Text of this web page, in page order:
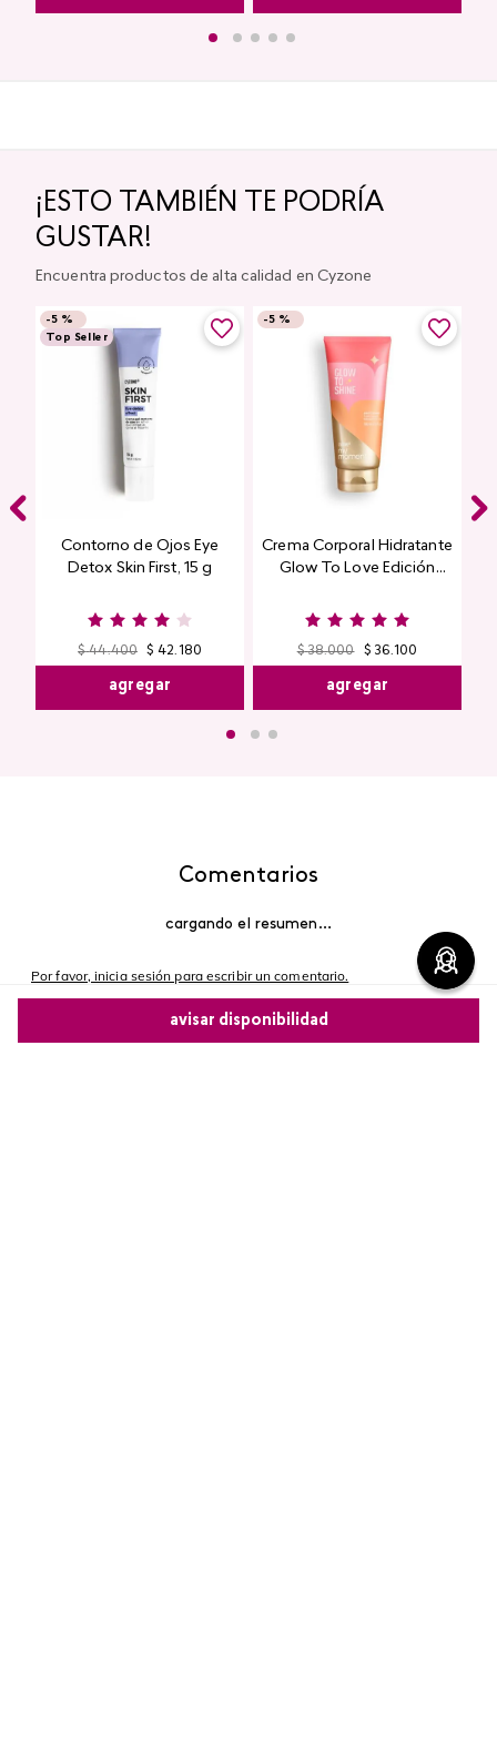
avisar disponibilidad
¡ESTO TAMBIÉN TE PODRÍA
GUSTAR!
Encuentra productos de alta calidad en Cyzone
-5 %
Top Seller
Contorno de Ojos Eye
Detox Skin First, 15 g
$ 44.400 $ 42.180
agregar
-5 %
Crema Corporal Hidratante
Glow To Love Edición
$ 38.000 $ 36.100
agregar
Comentarios
cargando el resumen…
Por favor, inicia sesión para escribir un comentario.